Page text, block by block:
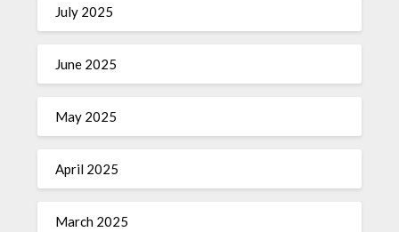
July 2025
June 2025
May 2025
April 2025
March 2025